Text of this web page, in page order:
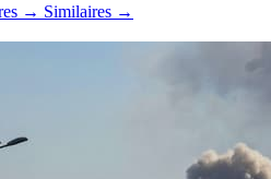
→ Similaires →